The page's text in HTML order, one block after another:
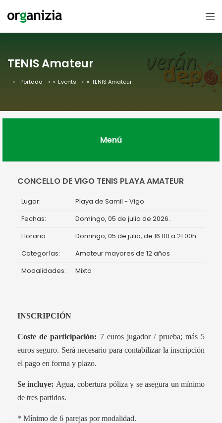
TENIS Amateur
Portada » Events » TENIS Amateur
Menú
CONCELLO DE VIGO TENIS PLAYA AMATEUR
Lugar:
Playa de Samil - Vigo.
Fechas:
Domingo, 05 de julio de 2026.
Horario:
Domingo, 05 de julio, de 16:00 a 21:00h
Categorías:
Amateur mayores de 12 años
Modalidades:
Mixto
INSCRIPCIÓN
Coste de participación: 7 euros jugador / prueba; más 5
euros seguro. Será necesario para contabilizar la inscripción
el pago en forma y plazo.
Se incluye: Agua, cobertura póliza y se asegura un mínimo
de tres partidos.
* Mínimo de 6 parejas por modalidad.